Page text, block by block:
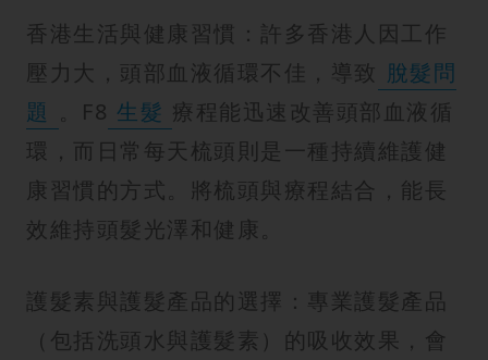
香港生活與健康習慣：許多香港人因工作
壓力大，頭部血液循環不佳，導致 脫髮問
題
。F8 生髮 療程能迅速改善頭部血液循
環，而日常每天梳頭則是一種持續維護健
康習慣的方式。將梳頭與療程結合，能長
效維持頭髮光澤和健康。
護髮素與護髮產品的選擇：專業護髮產品
（包括洗頭水與護髮素）的吸收效果，會